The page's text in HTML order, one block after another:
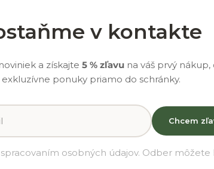
v kontakte
a získajte 5 % zľavuna váš prvý nákup,
exkluzívne ponuky priamo do schránky.
Chcem
osobných údajov. Odber môžete